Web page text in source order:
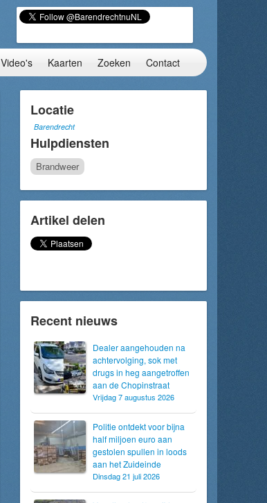
Video's Kaarten Zoeken Contact
Locatie
Barendrecht
Hulpdiensten
Brandweer
Artikel delen
Recent nieuws
Dealer aangehouden na
achtervolging, sok met
drugs in heg aangetroffen
aan de Chopinstraat
Vrijdag 7 augustus 2026
Politie ontdekt voor bijna
half miljoen euro aan
gestolen spullen in loods
aan het Zuideinde
Dinsdag 21 juli 2026